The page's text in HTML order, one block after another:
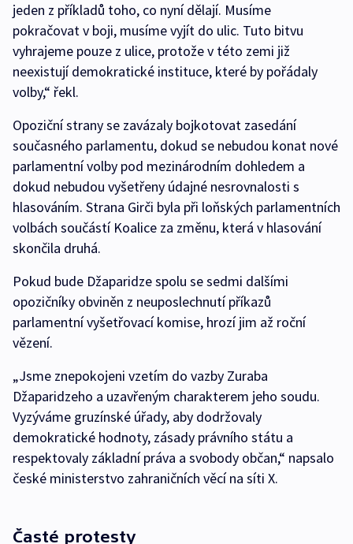
jeden z příkladů toho, co nyní dělají. Musíme
pokračovat v boji, musíme vyjít do ulic. Tuto bitvu
vyhrajeme pouze z ulice, protože v této zemi již
neexistují demokratické instituce, které by pořádaly
volby,“ řekl.
Opoziční strany se zavázaly bojkotovat zasedání
současného parlamentu, dokud se nebudou konat nové
parlamentní volby pod mezinárodním dohledem a
dokud nebudou vyšetřeny údajné nesrovnalosti s
hlasováním. Strana Girči byla při loňských parlamentních
volbách součástí Koalice za změnu, která v hlasování
skončila druhá.
Pokud bude Džaparidze spolu se sedmi dalšími
opozičníky obviněn z neuposlechnutí příkazů
parlamentní vyšetřovací komise, hrozí jim až roční
vězení.
„Jsme znepokojeni vzetím do vazby Zuraba
Džaparidzeho a uzavřeným charakterem jeho soudu.
Vyzýváme gruzínské úřady, aby dodržovaly
demokratické hodnoty, zásady právního státu a
respektovaly základní práva a svobody občan,“ napsalo
české ministerstvo zahraničních věcí na síti X.
Časté protesty